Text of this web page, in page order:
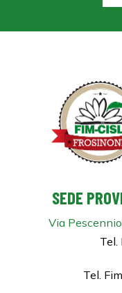
SEDE
Via
Tel.
Tel.